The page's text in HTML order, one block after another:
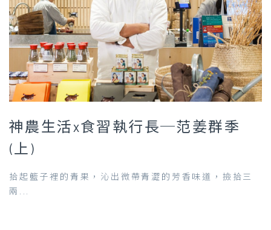
神農生活x食習執行長─范姜群季
(上)
拾起籃子裡的青果，沁出微帶青澀的芳香味道，撿拾三
兩...